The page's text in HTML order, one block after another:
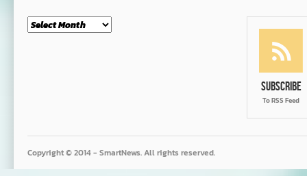
Month
Subscribe
To RSS Feed
Copyright © 2014 - SmartNews. All rights reserved.